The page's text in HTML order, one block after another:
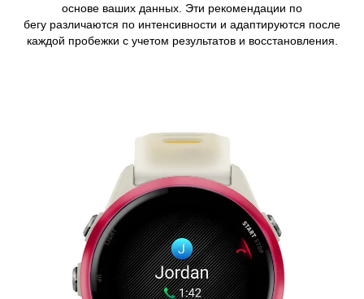
основе ваших данных. Эти рекомендации по
бегу различаются по интенсивности и адаптируются после
каждой пробежки с учетом результатов и восстановления.